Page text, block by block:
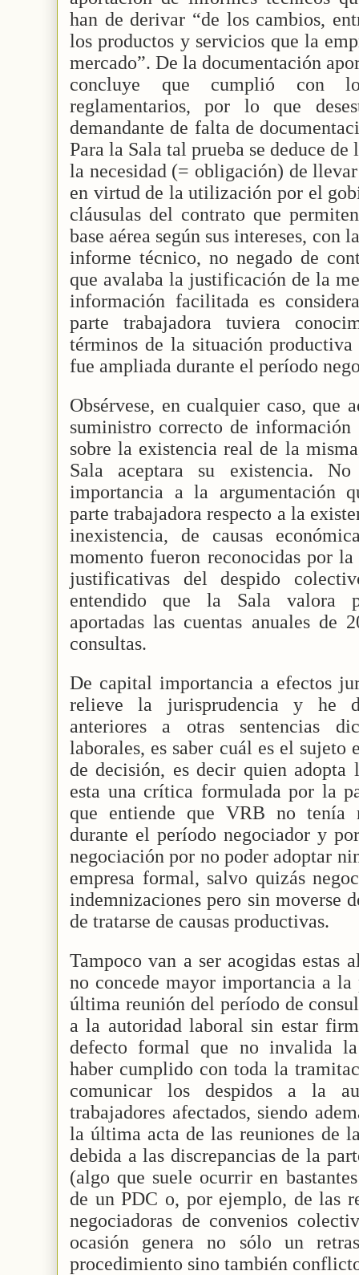
han de derivar “de los cambios,
los productos y servicios que la
mercado”. De la documentación
concluye que cumplió con
reglamentarios, por lo que
demandante de falta de
Para la Sala tal prueba se deduce
la necesidad (= obligación) de
en virtud de la utilización por el
cláusulas del contrato que
base aérea según sus intereses, con
informe técnico, no negado de
que avalaba la justificación de la
información facilitada es
parte trabajadora tuviera
términos de la situación
fue ampliada durante el período
Obsérvese, en cualquier caso, que
suministro correcto de información
sobre la existencia real de la
Sala aceptara su existencia.
importancia a la argumentación
parte trabajadora respecto a la
inexistencia, de causas
momento fueron reconocidas por
justificativas del despido
entendido que la Sala valora
aportadas las cuentas anuales de
consultas.
De capital importancia a efectos
relieve la jurisprudencia y he
anteriores a otras sentencias
laborales, es saber cuál es el sujeto
de decisión, es decir quien adopta
esta una crítica formulada por la
que entiende que VRB no tenía
durante el período negociador y
negociación por no poder adoptar
empresa formal, salvo quizás
indemnizaciones pero sin moverse
de tratarse de causas productivas.
Tampoco van a ser acogidas estas
no concede mayor importancia a
última reunión del período de
a la autoridad laboral sin estar
defecto formal que no invalida
haber cumplido con toda la
comunicar los despidos a la
trabajadores afectados, siendo
la última acta de las reuniones de
debida a las discrepancias de la
(algo que suele ocurrir en
de un PDC o, por ejemplo, de las
negociadoras de convenios
ocasión genera no sólo un
procedimiento sino también